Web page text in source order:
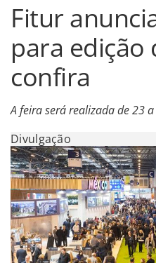
Fitur
para edição
confira
A feira será realizada de 23
Divulgação